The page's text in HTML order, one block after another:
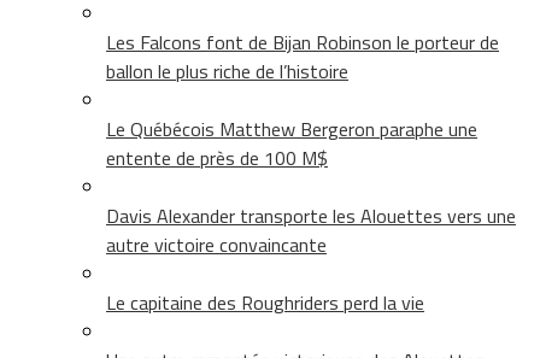
Les Falcons font de Bijan Robinson le porteur de
ballon le plus riche de l’histoire
Le Québécois Matthew Bergeron paraphe une
entente de près de 100 M$
Davis Alexander transporte les Alouettes vers une
autre victoire convaincante
Le capitaine des Roughriders perd la vie